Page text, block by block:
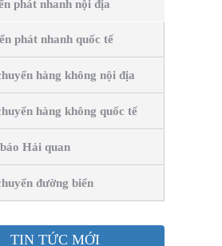
phát nhanh nội địa
phát nhanh quốc tế
hàng không nội địa
hàng không quốc tế
Hải quan
đường biển
TIN TỨC MỚI